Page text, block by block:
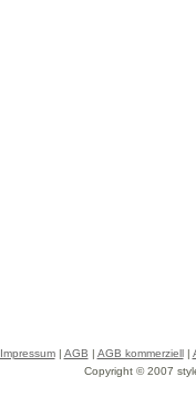
Impressum| AGB | AGB kommerziell|
Copyright © 2007